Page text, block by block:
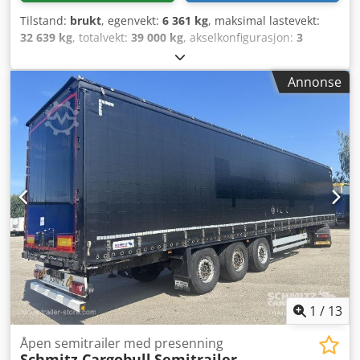
Tilstand: brukt, egenvekt: 6 361 kg, maksimal lastevekt:
32 639 kg, totalvekt: 39 000 kg, akselkonfigurasjon: 3
04/2022
13 620 mm, lasteplassbredde:2 480 mm, lasteromshøyde:
2 700 mm, lasteromsvolum: luft,
dekkstørrelse:385/65 R22,5, akselavstand:
Byggeår:2022 , Utstyr:
Annonse
1 / 13
Åpen semitrailer med presenning